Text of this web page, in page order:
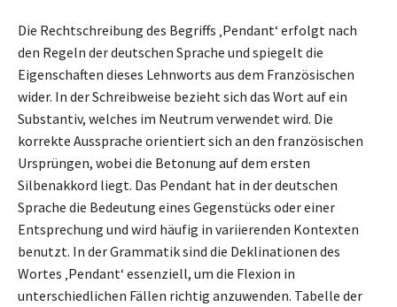
Die Rechtschreibung des Begriffs ‚Pendant‘ erfolgt nach
den Regeln der deutschen Sprache und spiegelt die
Eigenschaften dieses Lehnworts aus dem Französischen
wider. In der Schreibweise bezieht sich das Wort auf ein
Substantiv, welches im Neutrum verwendet wird. Die
korrekte Aussprache orientiert sich an den französischen
Ursprüngen, wobei die Betonung auf dem ersten
Silbenakkord liegt. Das Pendant hat in der deutschen
Sprache die Bedeutung eines Gegenstücks oder einer
Entsprechung und wird häufig in variierenden Kontexten
benutzt. In der Grammatik sind die Deklinationen des
Wortes ‚Pendant‘ essenziell, um die Flexion in
unterschiedlichen Fällen richtig anzuwenden. Tabelle der